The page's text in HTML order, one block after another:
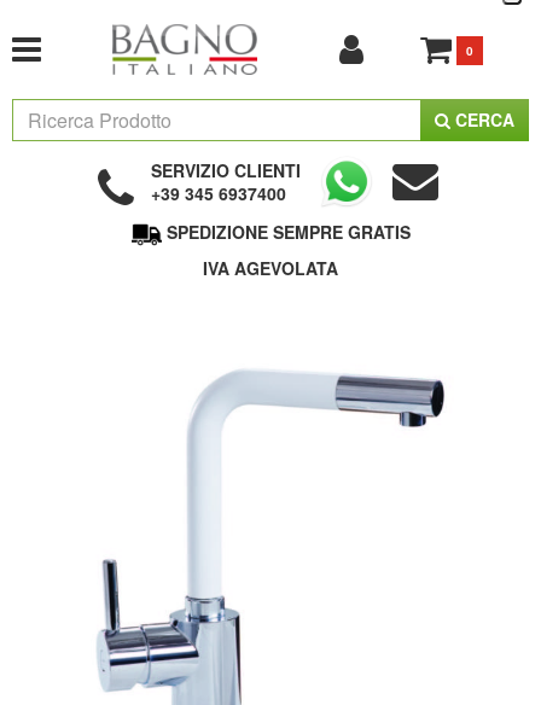
0
CERCA
SERVIZIO CLIENTI
+39 345 6937400
SPEDIZIONE SEMPRE GRATIS
IVA AGEVOLATA